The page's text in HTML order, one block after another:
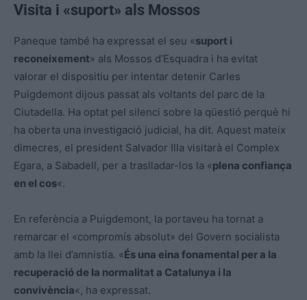
Visita i «suport» als Mossos
Paneque també ha expressat el seu «suport i
reconeixement» als Mossos d’Esquadra i ha evitat
valorar el dispositiu per intentar detenir Carles
Puigdemont dijous passat als voltants del parc de la
Ciutadella. Ha optat pel silenci sobre la qüestió perquè hi
ha oberta una investigació judicial, ha dit. Aquest mateix
dimecres, el president Salvador Illa visitarà el Complex
Egara, a Sabadell, per a traslladar-los la «plena confiança
en el cos«.
En referència a Puigdemont, la portaveu ha tornat a
remarcar el «compromís absolut» del Govern socialista
amb la llei d’amnistia. «És una eina fonamental per a la
recuperació de la normalitat a Catalunya i la
convivència«, ha expressat.